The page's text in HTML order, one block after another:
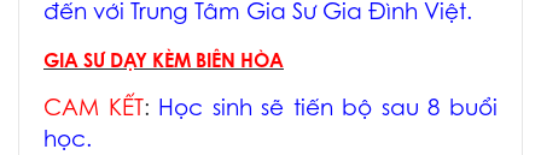
đến với Trung Tâm Gia Sư Gia Đình Việt.
GIA SƯ DẠY KÈM BIÊN HÒA
CAM KẾT : Học sinh sẽ tiến bộ sau 8 buổi
học.